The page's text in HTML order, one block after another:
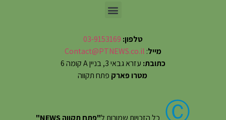
טלפון: 03-9153169
מייל:
Contact@PTNEWS.co.il
כתובת: עזרא גבאי 3, בניין A קומה 6
מטרו פארק פתח תקווה
Ⓒ